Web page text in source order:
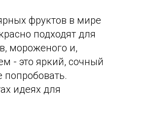
фруктов в мире
подходят для
мороженого и,
- это яркий, сочный
попробовать.
идеях для